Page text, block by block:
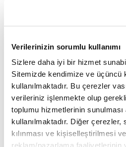
Verilerinizin sorumlu kullanımı
Sizlere daha iyi bir hizmet
Sitemizde kendimize ve üçüncü
kullanılmaktadır. Bu çerezler
verileriniz işlenmekte olup
toplumu hizmetlerinin sunulması
kullanılmaktadır. Diğer
kılınması ve kişiselleştirilmesi
Haziran 1917 Cuma günleri
şekilde tören icra edildi.
Bu manada Miladi 29 Mayıs
günü kabul edildi, 31 Mayıs
yapılacağı duyuruldu.
çıkan yangından dolayı
6 Ekim 1923'e kadar işgal
sonra, fetih yerine 6
kurtuluşuyla ilgili törenler